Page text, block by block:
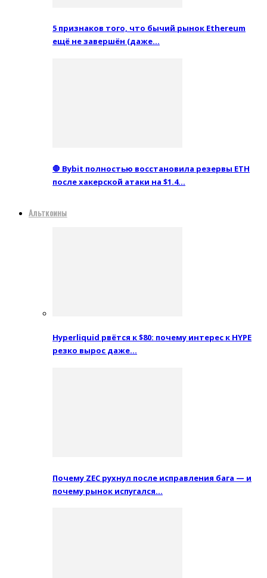
5 признаков того, что бычий рынок Ethereum
ещё не завершён (даже…
🛑 Bybit полностью восстановила резервы ETH
после хакерской атаки на $1.4…
Альткоины
Hyperliquid рвётся к $80: почему интерес к HYPE
резко вырос даже…
Почему ZEC рухнул после исправления бага — и
почему рынок испугался…